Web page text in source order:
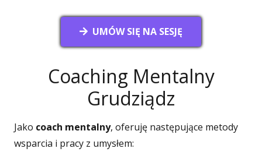
UMÓW SIĘ NA SESJĘ
Coaching Mentalny
Grudziądz
Jako coach mentalny, oferuję następujące metody
wsparcia i pracy z umysłem: